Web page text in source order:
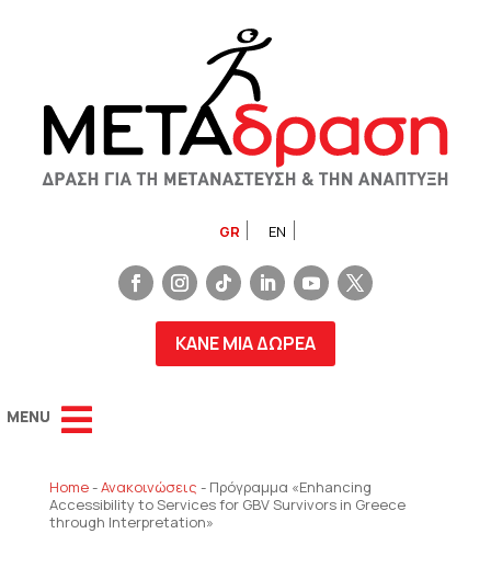
GR EN
ΚΑΝΕ ΜΙΑ ΔΩΡΕΑ
Home-Ανακοινώσεις - Πρόγραμμα «Enhancing
Accessibility to Services for GBV Survivors in Greece
through Interpretation»